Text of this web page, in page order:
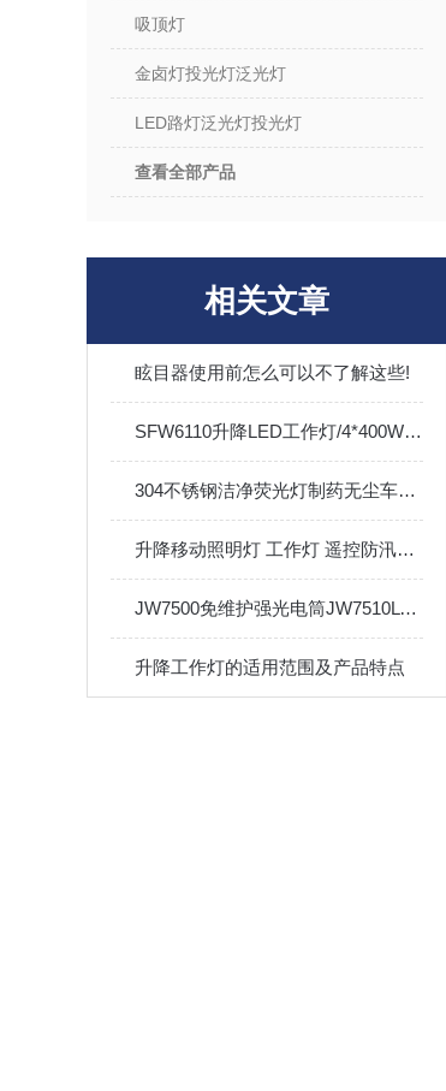
吸顶灯
金卤灯投光灯泛光灯
LED路灯泛光灯投光灯
查看全部产品
相关文章
眩目器使用前怎么可以不了解这些!
SFW6110升降LED工作灯/4*400W/本田发电机
304不锈钢洁净荧光灯制药无尘车间医院漆房 BHY嵌入式净化灯
升降移动照明灯 工作灯 遥控防汛应急工程 应急照明
JW7500免维护强光电筒JW7510LT多功能充电器电池铁路巡检3W可充电
升降工作灯的适用范围及产品特点